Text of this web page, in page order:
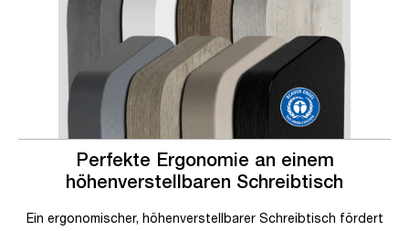
Perfekte Ergonomie an einem
höhenverstellbaren Schreibtisch
Ein ergonomischer, höhenverstellbarer Schreibtisch fördert